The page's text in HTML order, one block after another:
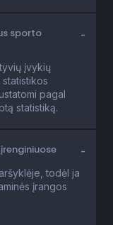
sporto
įvykių
pagal
statistiką.
todėl ja
įrangos